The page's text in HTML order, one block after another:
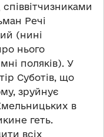
Речі
(нині
нього
поляків). У
Суботів, що
зруйнує
в
геть.
всіх